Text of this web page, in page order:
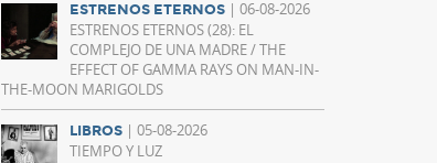
ESTRENOS ETERNOS | 06-08-2026
ESTRENOS ETERNOS (28): EL
COMPLEJO DE UNA MADRE / THE
EFFECT OF GAMMA RAYS ON MAN-IN-
THE-MOON MARIGOLDS
LIBROS | 05-08-2026
TIEMPO Y LUZ